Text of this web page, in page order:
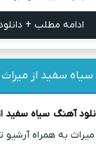
ادامه مطلب +
سیاه سفید از میراث
آهنگ سیاه سفید
به همراه